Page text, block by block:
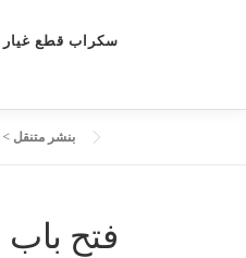
سكراب قطع غيار
بنشر متنقل >